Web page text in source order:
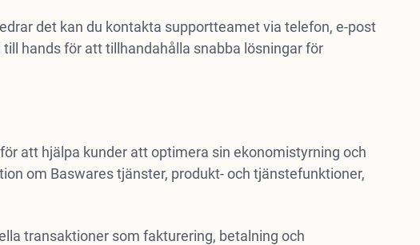
det kan du kontakta supportteamet via telefon, e-post
hands för att tillhandahålla snabba lösningar för
att hjälpa kunder att optimera sin ekonomistyrning och
om Baswares tjänster, produkt- och tjänstefunktioner,
transaktioner som fakturering, betalning och